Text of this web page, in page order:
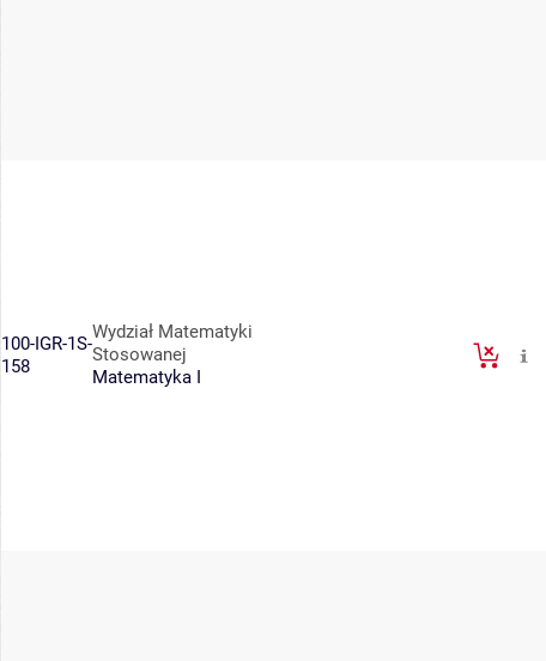
100-IGR-1S-
158
Wydział Matematyki
Stosowanej
Matematyka I